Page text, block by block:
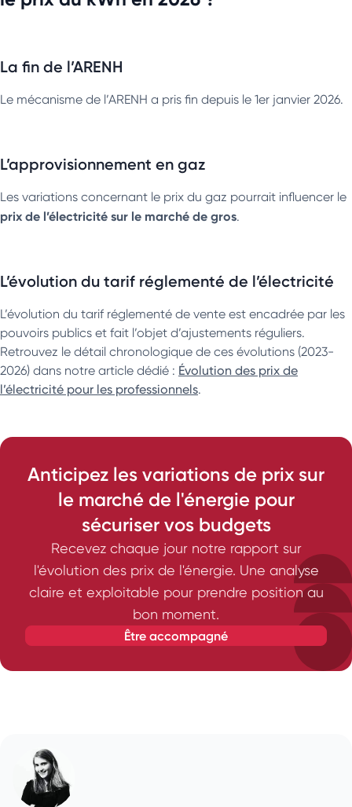
La fin de l’ARENH
Le mécanisme de l’ARENH a pris fin depuis le 1er janvier 2026.
L’approvisionnement en gaz
Les variations concernant le prix du gaz pourrait influencer le
prix de l’électricité sur le marché de gros.
L’évolution du tarif réglementé de l’électricité
L’évolution du tarif réglementé de vente est encadrée par les
pouvoirs publics et fait l’objet d’ajustements réguliers.
Retrouvez le détail chronologique de ces évolutions (2023-
2026) dans notre article dédié : Évolution des prix de
l’électricité pour les professionnels.
Anticipez les variations de prix sur
le marché de l'énergie pour
sécuriser vos budgets
Recevez chaque jour notre rapport sur
l'évolution des prix de l'énergie. Une analyse
claire et exploitable pour prendre position au
bon moment.
être accompagné